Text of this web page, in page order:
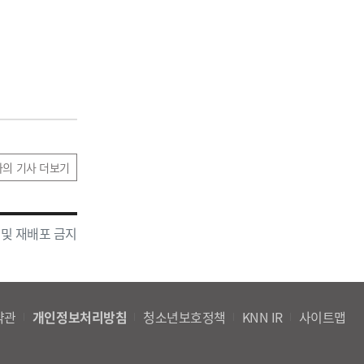
기사 더보기
재배포 금지
관 개인정보처리방침 청소년보호정책 KNN IR 사이트맵